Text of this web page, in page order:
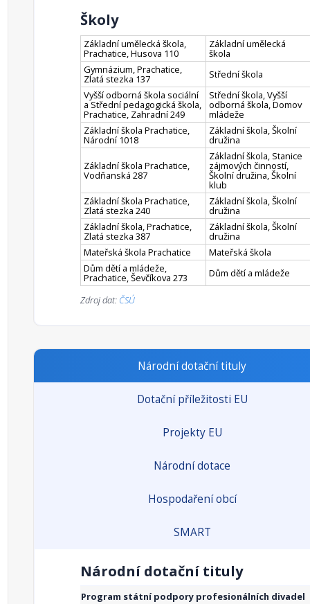
Školy
Základní umělecká škola,
Prachatice, Husova 110
Základní umělecká
škola
Gymnázium, Prachatice,
Zlatá stezka 137
Střední škola
Vyšší odborná škola sociální
a Střední pedagogická škola,
Prachatice, Zahradní 249
Střední škola, Vyšší
odborná škola, Domov
mládeže
Základní škola Prachatice,
Národní 1018
Základní škola, Školní
družina
Základní škola Prachatice,
Vodňanská 287
Základní škola, Stanice
zájmových činností,
Školní družina, Školní
klub
Základní škola Prachatice,
Zlatá stezka 240
Základní škola, Školní
družina
Základní škola, Prachatice,
Zlatá stezka 387
Základní škola, Školní
družina
Mateřská škola Prachatice
Mateřská škola
Dům dětí a mládeže,
Prachatice, Ševčíkova 273 Dům dětí a mládeže
Zdroj dat: ČSÚ
Národní dotační tituly
Dotační příležitosti EU
Projekty EU
Národní dotace
Hospodaření obcí
SMART
Národní dotační tituly
Program státní podpory profesionálních divadel